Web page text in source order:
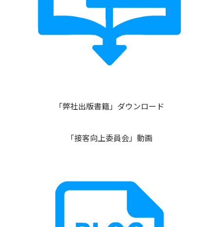
「弊社出版書籍」ダウンロード
「接客向上委員会」動画